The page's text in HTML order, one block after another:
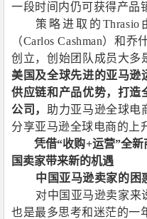
一段时间内仍可获得产品
策略进取的 Thrasio
（Carlos Cashman）和乔
创立，创始团队成员大多
美国及全球先进的亚马逊
供应链和产品优势，打造
公司， 助力亚马逊全球电
分享亚马逊全球电商的上
凭借“收购+运营”全新
国卖家带来新的机遇
中国亚马逊卖家的困
对中国亚马逊卖家来
也是最多思考和迷茫的一